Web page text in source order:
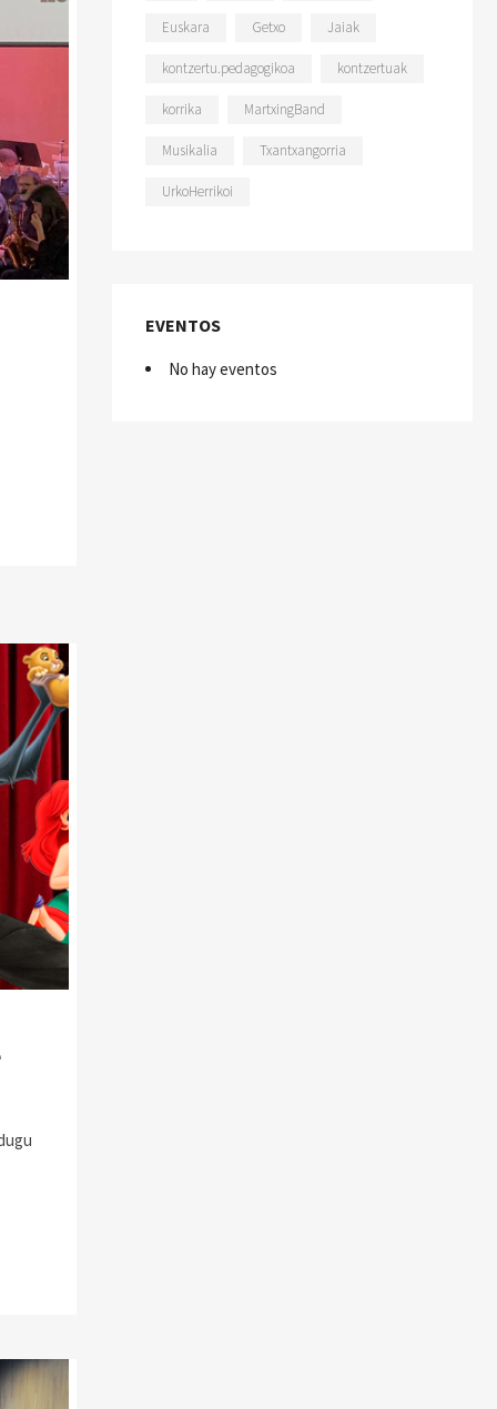
Euskara Getxo Jaiak
kontzertu.pedagogikoa kontzertuak
korrika MartxingBand
Musikalia Txantxangorria
UrkoHerrikoi
EVENTOS
No hay eventos